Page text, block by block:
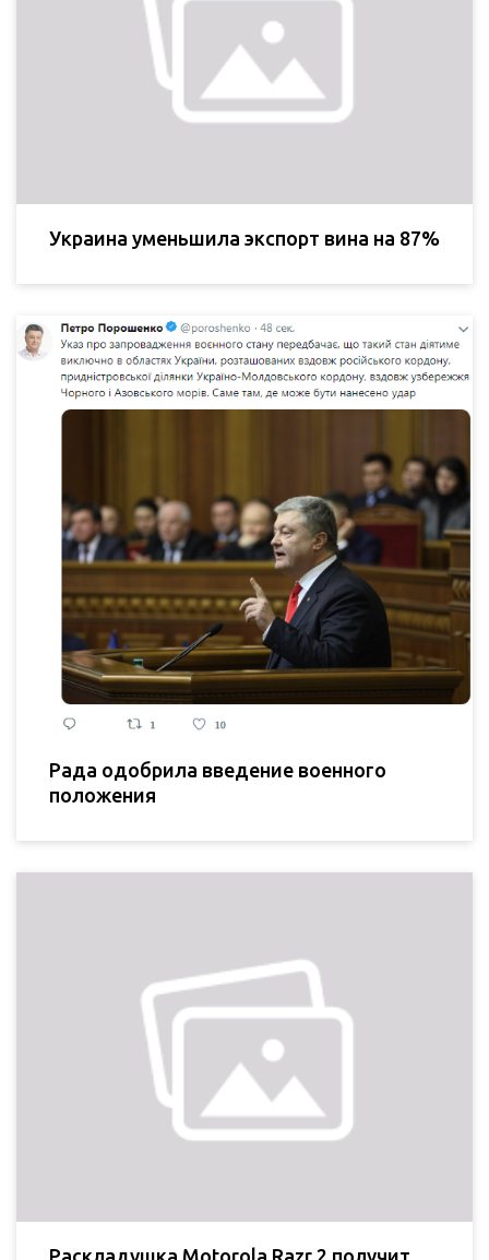
Украина уменьшила экспорт вина на 87%
Рада одобрила введение военного
положения
Раскладушка Motorola Razr 2 получит